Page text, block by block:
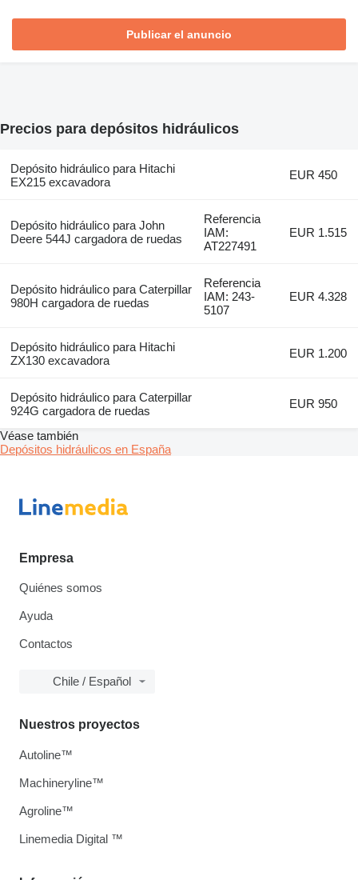
Publicar el anuncio
Precios para depósitos hidráulicos
Depósito hidráulico para Hitachi
EX215 excavadora
EUR 450
Depósito hidráulico para John
Deere 544J cargadora de ruedas
Referencia
IAM:
AT227491
EUR 1.515
Depósito hidráulico para Caterpillar
980H cargadora de ruedas
Referencia
IAM: 243-
5107
EUR 4.328
Depósito hidráulico para Hitachi
ZX130 excavadora
EUR 1.200
Depósito hidráulico para Caterpillar
924G cargadora de ruedas
EUR 950
Véase también
Depósitos hidráulicos en España
Empresa
Quiénes somos
Ayuda
Contactos
Chile / Español
Nuestros proyectos
Autoline™
Machineryline™
Agroline™
Linemedia Digital ™